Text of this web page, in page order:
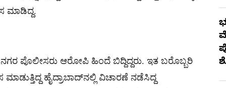
ಮಾಡಿದ್ದ.
ಪೊಲೀಸರು ಆರೋಪಿ ಹಿಂದೆ ಬಿದ್ದಿದ್ದರು. ಇತ ಬರೊಬ್ಬರಿ
ಮಾಡುತ್ತಿದ್ದ ಹೈದ್ರಾಬಾದ್​ನಲ್ಲಿ ವಿಚಾರಣೆ ನಡೆಸಿದ್ದ